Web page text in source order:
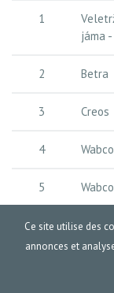
1
jáma -
2 Betra
3 Creos
4 Wabco
5
6
Ce site utilise des
annonces et